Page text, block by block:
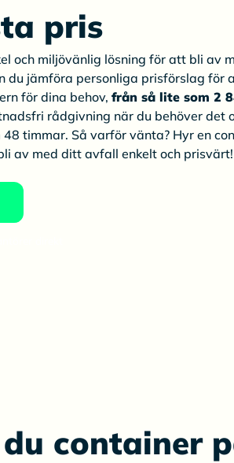
pris
och miljövänlig lösning för att bli av
du jämföra personliga prisförslag för
för dina behov, från så lite som 2
rådgivning när du behöver det
timmar. Så varför vänta? Hyr en
av med ditt avfall enkelt och prisvärt!
container